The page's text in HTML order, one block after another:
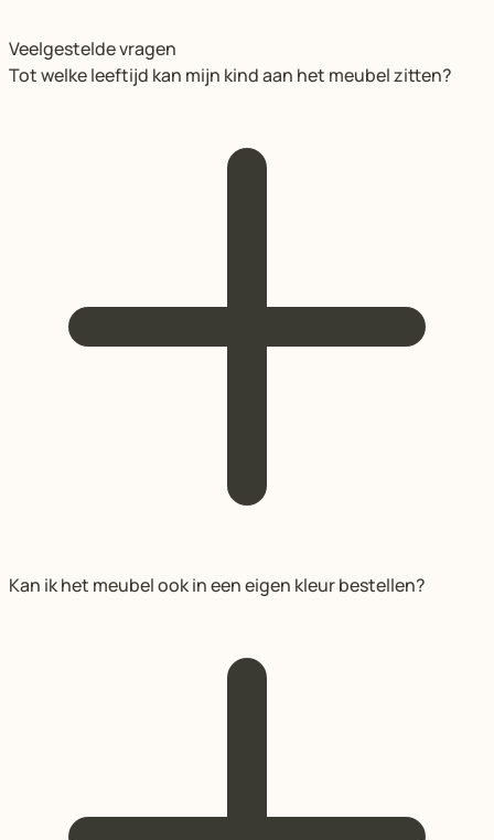
Veelgestelde vragen
Tot welke leeftijd kan mijn kind aan het meubel zitten?
Kan ik het meubel ook in een eigen kleur bestellen?